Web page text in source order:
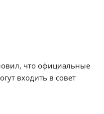
что официальные
входить в совет